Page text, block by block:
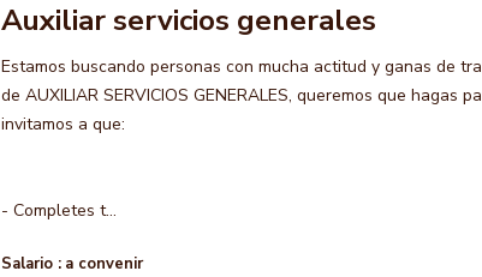
Auxiliar servicios generales
Estamos buscando personas con mucha actitud y ganas de
de AUXILIAR SERVICIOS GENERALES, queremos que hagas
invitamos a que:
- Completes t...
Salario : a convenir